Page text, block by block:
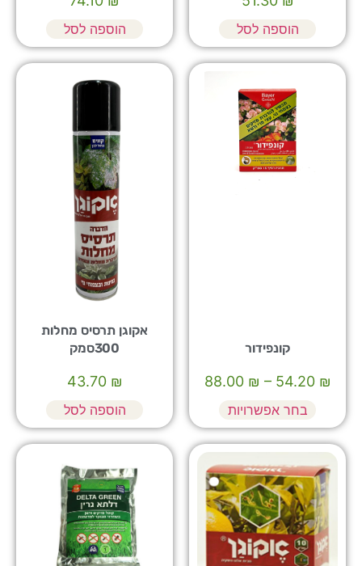
הוספה לסל הוספה לסל
קונפידור
₪
54.20
–
₪
88.00
בחר אפשרויות
אקוגן תרסיס מחלות
300סמק
₪
43.70
הוספה לסל